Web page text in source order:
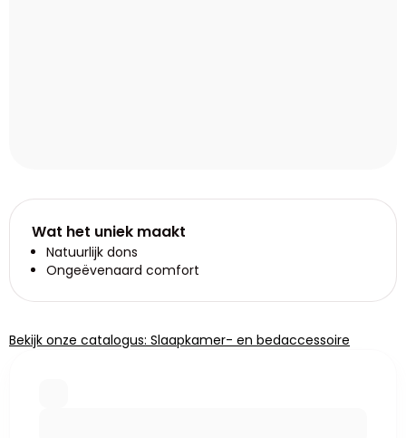
Wat het uniek maakt
Natuurlijk dons
Ongeëvenaard comfort
Bekijk onze catalogus: Slaapkamer- en bedaccessoire